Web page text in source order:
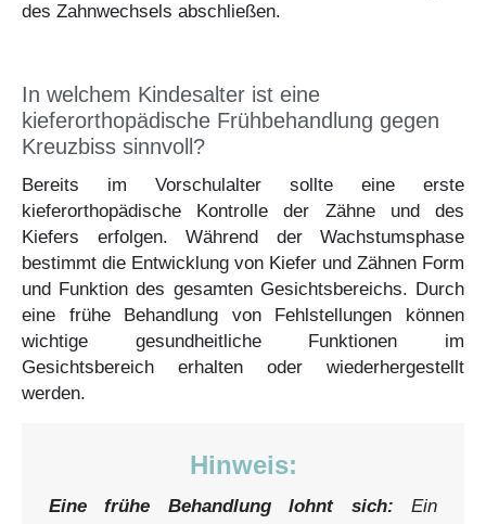
des Zahnwechsels abschließen.
In welchem Kindesalter ist eine
kieferorthopädische Frühbehandlung gegen
Kreuzbiss sinnvoll?
Bereits im Vorschulalter sollte eine erste
kieferorthopädische Kontrolle der Zähne und des
Kiefers erfolgen. Während der Wachstumsphase
bestimmt die Entwicklung von Kiefer und Zähnen Form
und Funktion des gesamten Gesichtsbereichs. Durch
eine frühe Behandlung von Fehlstellungen können
wichtige gesundheitliche Funktionen im
Gesichtsbereich erhalten oder wiederhergestellt
werden.
Hinweis:
Eine frühe Behandlung lohnt sich: Ein